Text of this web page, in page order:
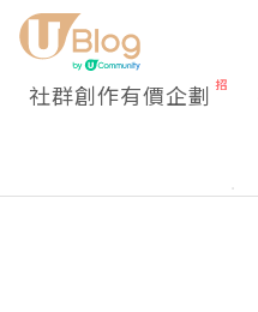
社群創作有價企劃